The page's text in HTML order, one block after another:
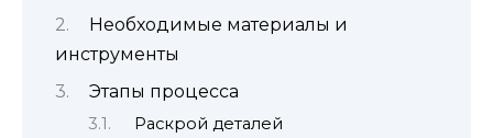
Необходимые материалы и
инструменты
Этапы процесса
Раскрой деталей